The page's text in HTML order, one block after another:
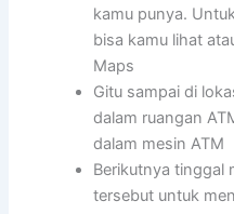
kamu punya.
bisa kamu lihat
Maps
Gitu sampai di
dalam ruangan
dalam mesin ATM
Berikutnya tinggal
tersebut untuk